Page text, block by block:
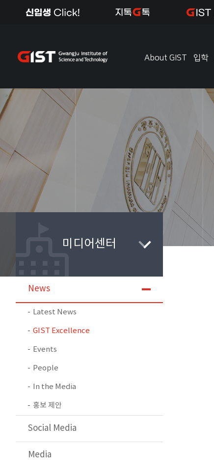
About GIST
About GIST
입학
미디어센터
News
Latest News
GIST Excellence
Events
People
In the Media
홍보 제안
Social Media
Media